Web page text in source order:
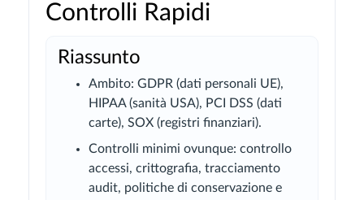
Controlli Rapidi
Riassunto
Ambito: GDPR (dati personali UE),
HIPAA (sanità USA), PCI DSS (dati
carte), SOX (registri finanziari).
Controlli minimi ovunque: controllo
accessi, crittografia, tracciamento
audit, politiche di conservazione e